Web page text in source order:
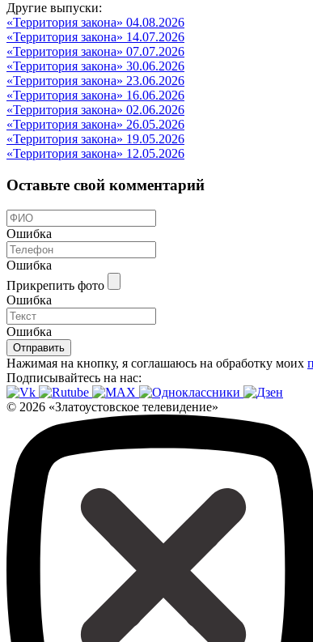
Другие выпуски:
«Территория закона» 04.08.2026
«Территория закона» 14.07.2026
«Территория закона» 07.07.2026
«Территория закона» 30.06.2026
«Территория закона» 23.06.2026
«Территория закона» 16.06.2026
«Территория закона» 02.06.2026
«Территория закона» 26.05.2026
«Территория закона» 19.05.2026
«Территория закона» 12.05.2026
Оставьте свой комментарий
Ошибка
Ошибка
Прикрепить фото
Ошибка
Ошибка
Отправить
Нажимая на кнопку, я соглашаюсь на обработку моих
Подписывайтесь на нас:
© 2026 «Златоустовское телевидение»